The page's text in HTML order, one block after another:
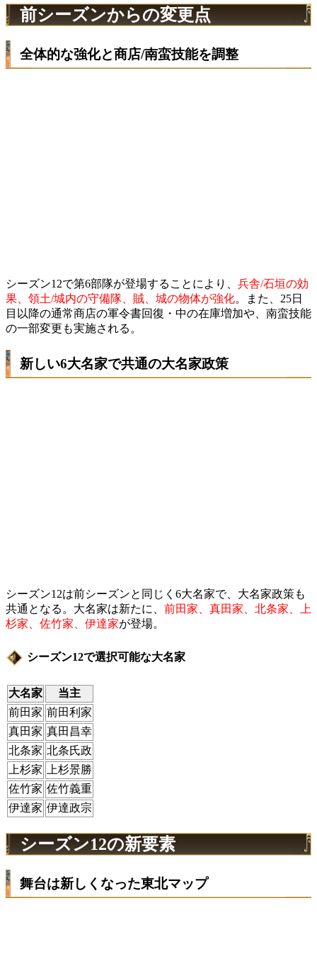
前シーズンからの変更点
全体的な強化と商店/南蛮技能を調整
シーズン12で第6部隊が登場することにより、 兵舎/石垣の効
果、領土/城内の守備隊、賊、城の物体が強化。また、25日
目以降の通常商店の軍令書回復・中の在庫増加や、南蛮技能
の一部変更も実施される。
新しい6大名家で共通の大名家政策
シーズン12は前シーズンと同じく6大名家で、大名家政策も
共通となる。大名家は新たに、 前田家、真田家、北条家、上
杉家、佐竹家、伊達家が登場。
シーズン12で選択可能な大名家
大名家
当主
前田家 前田利家
真田家 真田昌幸
北条家 北条氏政
上杉家
上杉景勝
佐竹家 佐竹義重
伊達家 伊達政宗
シーズン12の新要素
舞台は新しくなった東北マップ